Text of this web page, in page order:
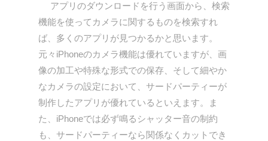
アプリのダウンロードを行う画面から、検索
機能を使ってカメラに関するものを検索すれ
ば、多くのアプリが見つかるかと思います。
元々iPhoneのカメラ機能は優れていますが、画
像の加工や特殊な形式での保存、そして細やか
なカメラの設定において、サードパーティーが
制作したアプリが優れているといえます。ま
た、iPhoneでは必ず鳴るシャッター音の制約
も、サードパーティーなら関係なくカットでき